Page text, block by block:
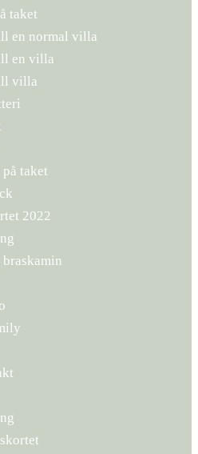
taket
en normal villa
en villa
villa
taket
2022